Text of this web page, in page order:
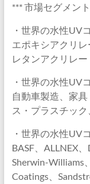
*** 市場セグメン
・世界の水性UV
エポキシアクリ
レタンアクリレ
・世界の水性UV
自動車製造、家
ス・プラスチッ
・世界の水性UV
BASF、ALLNEX
Sherwin-Williams
Coatings、